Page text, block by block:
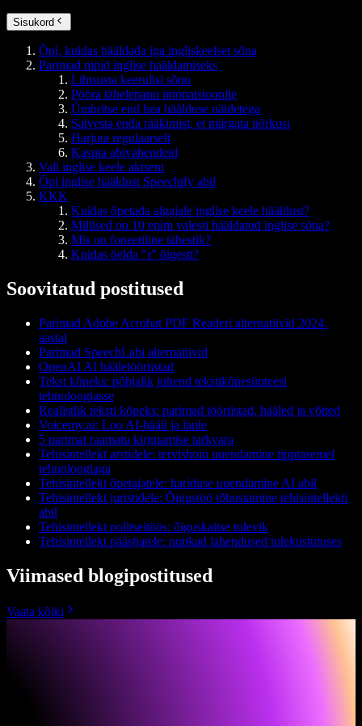
Sisukord
Õpi, kuidas hääldada iga ingliskeelset sõna
Parimad nipid inglise hääldamiseks
Lihtsusta keerulisi sõnu
Pööra tähelepanu intonatsioonile
Ümbritse end hea häälduse näidetega
Salvesta enda rääkimist, et märgata nõrkusi
Harjuta regulaarselt
Kasuta abivahendeid
Vali inglise keele aktsent
Õpi inglise hääldust Speechify abil
KKK
Kuidas õpetada algajale inglise keele hääldust?
Millised on 10 enim valesti hääldatud inglise sõna?
Mis on foneetiline tähestik?
Kuidas öelda "r" õigesti?
Soovitatud postitused
Parimad Adobe Acrobat PDF Readeri alternatiivid 2024.
aastal
Parimad SpeechLabi alternatiivid
OpenAI AI hääletööriistad
Tekst kõneks: põhjalik juhend tekstikõnesünteesi
tehnoloogiasse
Realistlik teksti kõneks: parimad tööriistad, hääled ja võtted
Voicemy.ai: Loo AI-hääli ja laule
5 parimat raamatu kirjutamise tarkvara
Tehisintellekt arstidele: tervishoiu uuendamine tipptasemel
tehnoloogiaga
Tehisintellekt õpetajatele: hariduse uuendamine AI abil
Tehisintellekt juristidele: Õigustöö tõhustamine tehisintellekti
abil
Tehisintellekt politseitöös: õiguskaitse tulevik
Tehisintellekt päästjatele: nutikad lahendused tulekustutuses
Viimased blogipostitused
Vaata kõiki